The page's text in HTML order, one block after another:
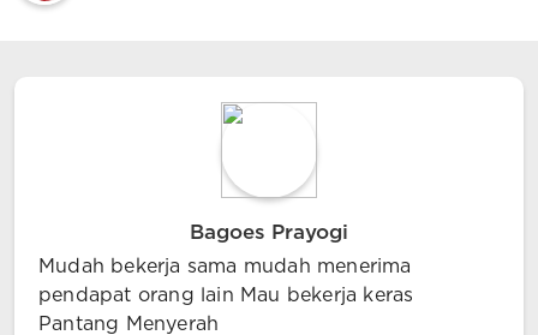
Bagoes Prayogi
Mudah bekerja sama mudah menerima
pendapat orang lain Mau bekerja keras
Pantang Menyerah